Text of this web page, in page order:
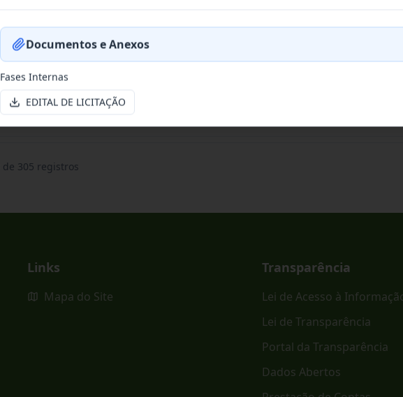
REGISTRO DE PREÇOS PARA FUTURO E EVENTUAL FORNECIMENTO DE GA...
Pregrão Eletrônico PREGÃO ELETRÔNICO - SRP Nº 023/2026.
de 305 registros
Links
Mapa do Site
Transparência
Lei de Acesso à
Lei de Transparência
Portal da Transparência
Dados Abertos
Documentos e Anexos
Fases Internas
EDITAL DE LICITAÇÃO